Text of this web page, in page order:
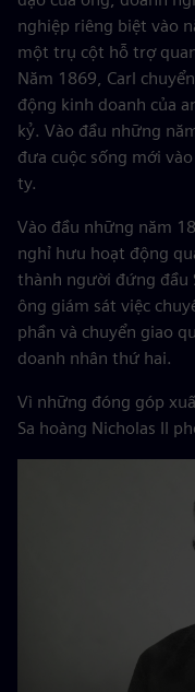
nghiệp riêng biệt vào
một trụ cột hỗ trợ
Năm 1869, Carl
động kinh doanh của
kỷ. Vào đầu những
đưa cuộc sống mới
ty.
Vào đầu những năm
nghỉ hưu hoạt động
thành người đứng đầu
ông giám sát việc
phần và chuyển giao
doanh nhân thứ hai.
Vì những đóng góp
Sa hoàng Nicholas II